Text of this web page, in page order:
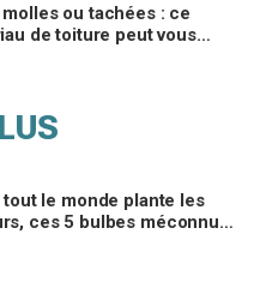
ou tachées : ce
de toiture peut vous
le monde plante les
ces 5 bulbes méconnus